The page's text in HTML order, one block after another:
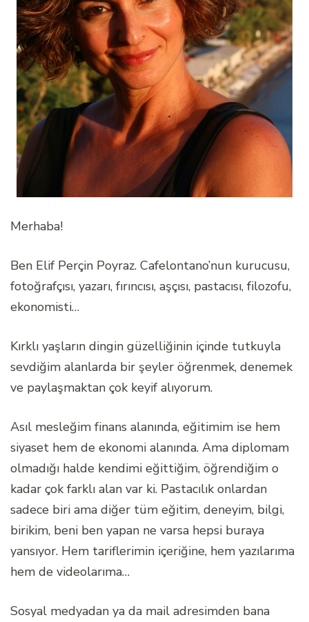
Merhaba!
Ben Elif Perçin Poyraz. Cafelontano’nun kurucusu,
fotoğrafçısı, yazarı, fırıncısı, aşçısı, pastacısı, filozofu,
ekonomisti…
Kırklı yaşların dingin güzelliğinin içinde tutkuyla
sevdiğim alanlarda bir şeyler öğrenmek, denemek
ve paylaşmaktan çok keyif alıyorum.
Asıl mesleğim finans alanında, eğitimim ise hem
siyaset hem de ekonomi alanında. Ama diplomam
olmadığı halde kendimi eğittiğim, öğrendiğim o
kadar çok farklı alan var ki. Pastacılık onlardan
sadece biri ama diğer tüm eğitim, deneyim, bilgi,
birikim, beni ben yapan ne varsa hepsi buraya
yansıyor. Hem tariflerimin içeriğine, hem yazılarıma
hem de videolarıma…
Sosyal medyadan ya da mail adresimden bana